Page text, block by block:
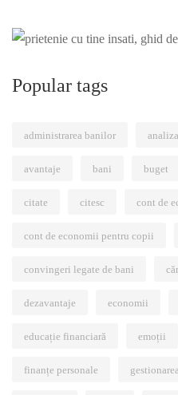
Popular tags
administrarea banilor analiza
avantaje bani buget
citate citesc cont de
cont de economii pentru copii
convingeri legate de bani
dezavantaje economii
educație financiară emoții
finanțe personale